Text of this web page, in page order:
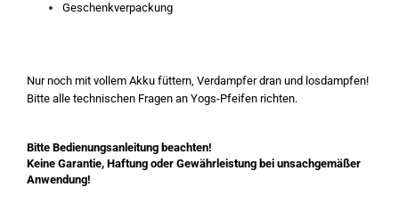
Geschenkverpackung
Nur noch mit vollem Akku füttern, Verdampfer dran und losdampfen!
Bitte alle technischen Fragen an Yogs-Pfeifen richten.
Bitte Bedienungsanleitung beachten!
Keine Garantie, Haftung oder Gewährleistung bei unsachgemäßer
Anwendung!